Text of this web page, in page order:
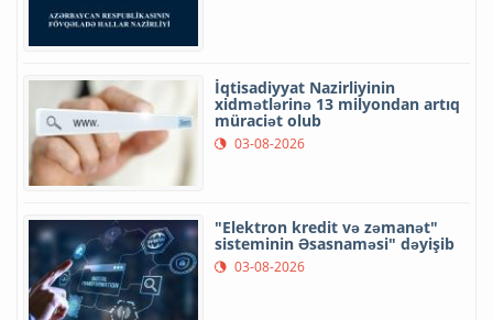
İqtisadiyyat Nazirliyinin
xidmətlərinə 13 milyondan artıq
müraciət olub
03-08-2026
"Elektron kredit və zəmanət"
sisteminin Əsasnaməsi" dəyişib
03-08-2026